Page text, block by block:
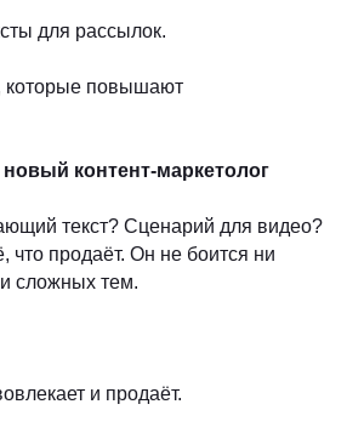
для рассылок.
которые повышают
контент-маркетолог
текст? Сценарий для видео?
что продаёт. Он не боится ни
сложных тем.
и продаёт.